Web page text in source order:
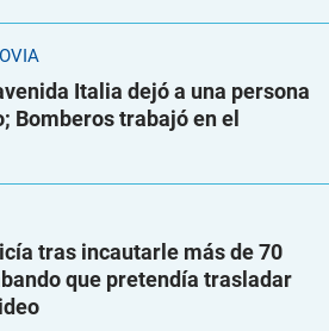
Italia dejó a una persona
Bomberos trabajó en el
tras incautarle más de 70
que pretendía trasladar